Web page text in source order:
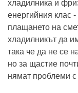
хладилника и
енергийния клас
плащането на
хладилникът да
така че да не се
но за щастие
нямат проблеми с